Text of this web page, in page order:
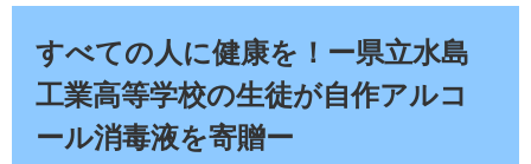
すべての人に健康を！ー県立水島
工業高等学校の生徒が自作アルコ
ール消毒液を寄贈ー